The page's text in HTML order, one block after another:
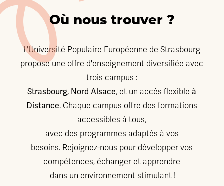
Où nous trouver ?
L'Université Populaire Européenne de Strasbourg
propose une offre d'enseignement diversifiée avec
trois campus :
Strasbourg, Nord Alsace, et un accès flexible à
Distance. Chaque campus offre des formations
accessibles à tous,
avec des programmes adaptés à vos
besoins. Rejoignez-nous pour développer vos
compétences, échanger et apprendre
dans un environnement stimulant !